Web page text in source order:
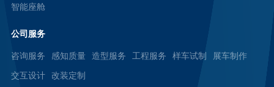
智能座舱
公司服务
咨询服务 感知质量 造型服务 工程服务 样车试制
展车制作
交互设计
改装定制